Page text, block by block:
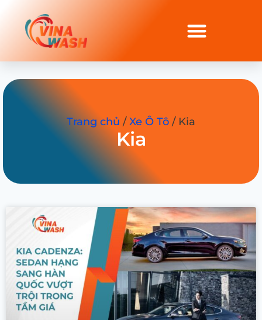
Trang chủ /Xe Ô Tô / Kia
Kia